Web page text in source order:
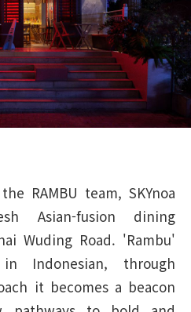
RAMBU team, SKYnoa
Asian-fusion dining
Wuding Road. 'Rambu'
Indonesian, through
it becomes a beacon